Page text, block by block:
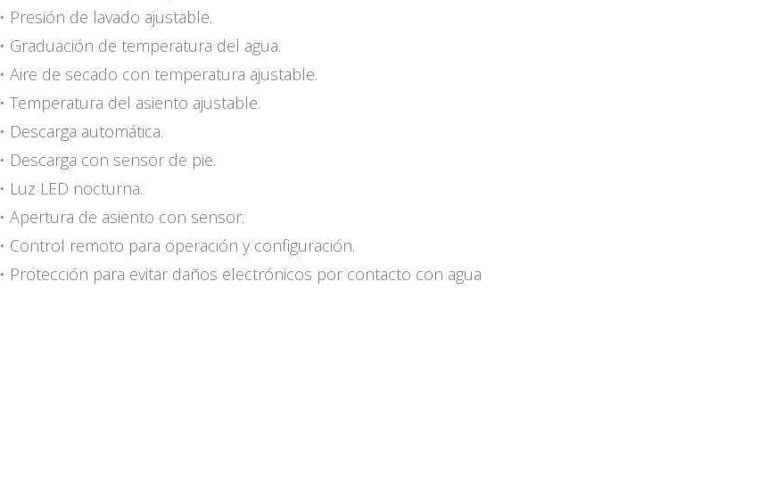
• Presión de lavado ajustable.
• Graduación de temperatura del agua.
• Aire de secado con temperatura ajustable.
• Temperatura del asiento ajustable.
• Descarga automática.
• Descarga con sensor de pie.
• Luz LED nocturna.
• Apertura de asiento con sensor.
• Control remoto para operación y configuración.
• Protección para evitar daños electrónicos por contacto con agua